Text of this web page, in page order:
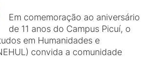
Em comemoração ao aniversário
de 11 anos do Campus Picuí, o
em Humanidades e
convida a comunidade